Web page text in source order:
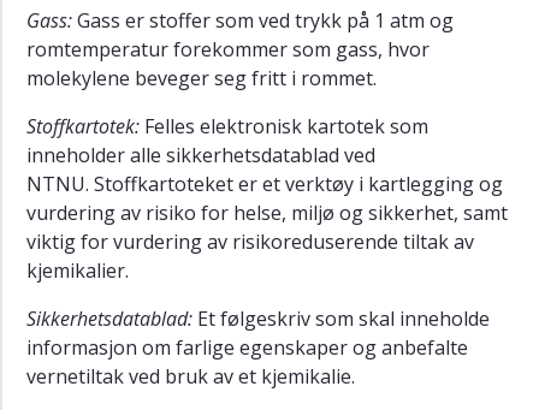
Prosedyre
hydrogenfluorid
-
flussyre
Prosedyre
for
avhending
av
kjemikalier
og
gasser
Veiledning
til
Gass:Gass er stoffer som ved trykk på 1 atm og
romtemperatur forekommer som gass, hvor
molekylene beveger seg fritt i rommet.
Stoffkartotek: Felles elektronisk kartotek som
inneholder alle sikkerhetsdatablad ved
NTNU. Stoffkartoteket er et verktøy i kartlegging og
vurdering av risiko for helse, miljø og sikkerhet, samt
viktig for vurdering av risikoreduserende tiltak av
kjemikalier.
Sikkerhetsdatablad: Et følgeskriv som skal inneholde
informasjon om farlige egenskaper og anbefalte
vernetiltak ved bruk av et kjemikalie.